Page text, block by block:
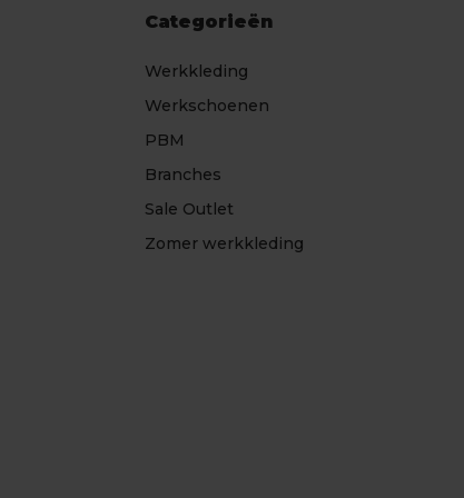
Categorieën
Werkkleding
Werkschoenen
PBM
Branches
Sale Outlet
Zomer werkkleding